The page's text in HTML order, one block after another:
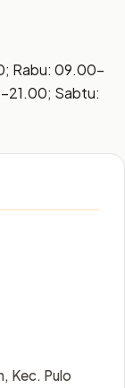
Rabu: 09.00–
Sabtu:
Kec. Pulo